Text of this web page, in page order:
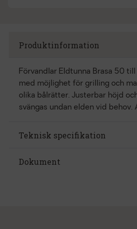
Produktinformation
Förvandlar Eldtunna Brasa 50
med möjlighet för grilling och
olika bålrätter. Justerbar höjd
svängas undan elden vid behov.
Teknisk specifikation
Dokument